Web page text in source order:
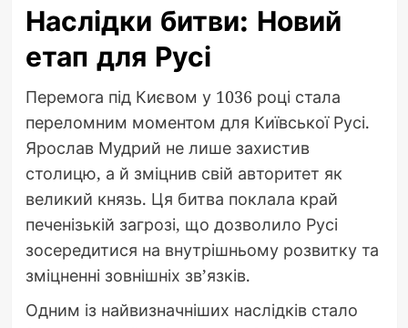
Наслідки битви: Новий
етап для Русі
Перемога під Києвом у 1036 році стала
переломним моментом для Київської Русі.
Ярослав Мудрий не лише захистив
столицю, а й зміцнив свій авторитет як
великий князь. Ця битва поклала край
печенізькій загрозі, що дозволило Русі
зосередитися на внутрішньому розвитку та
зміцненні зовнішніх зв’язків.
Одним із найвизначніших наслідків стало